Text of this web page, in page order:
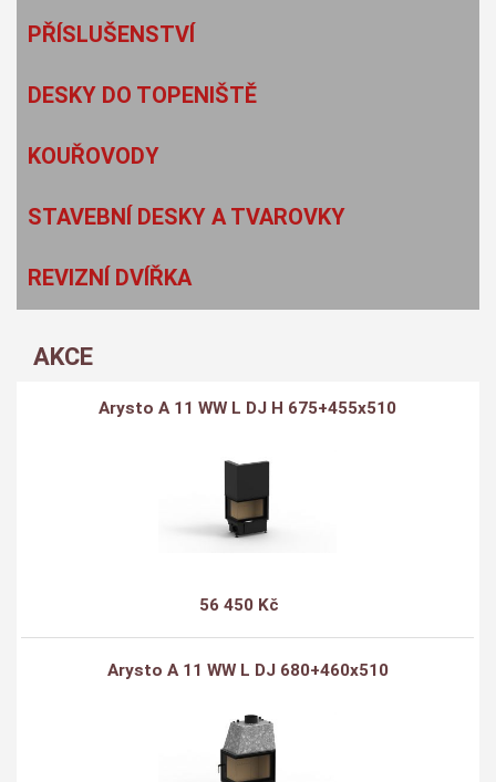
PŘÍSLUŠENSTVÍ
DESKY DO TOPENIŠTĚ
KOUŘOVODY
STAVEBNÍ DESKY A TVAROVKY
REVIZNÍ DVÍŘKA
AKCE
Arysto A 11 WW L DJ H 675+455x510
56 450 Kč
Arysto A 11 WW L DJ 680+460x510